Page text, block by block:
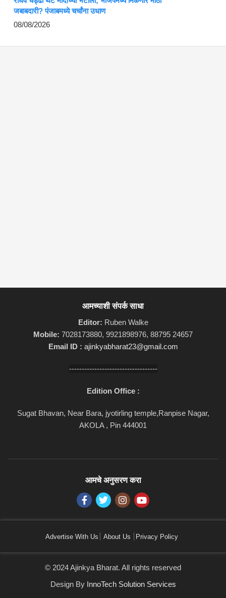
जबाबदारी? पंजाबमध्ये चर्चांना उधाण
08/08/2026
आमच्याशी संपर्क साधा
Editor: Ruben Walke
Mobile: 7028173880, 9921898976, 88795 24657
Email ID : ajinkyabharat23@gmail.com
-----------------------------------
Edition Office :
Sugat Bhavan, Near Bara, jyotirling temple,Ranpise Nagar,
AKOLA , Pin 444001
आमचे अनुसरण करा
Advertise With Us About Us Privacy Policy
© 2024 Ajinkya Bharat. All rights reserved
Design By InnoTech Solution Services